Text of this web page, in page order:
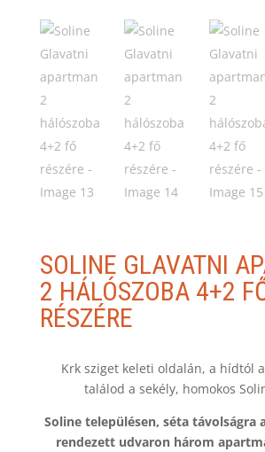
SOLINE GLAVATNI
2 HÁLÓSZOBA 4+2
RÉSZÉRE
Krk sziget keleti oldalán, a hídtól
találod a sekély, homokos
Soline településen, séta távolságra
rendezett udvaron három